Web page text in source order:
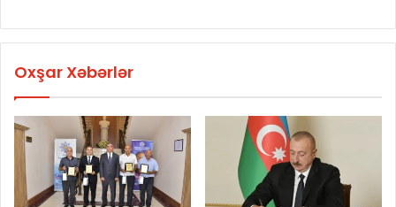
Oxşar Xəbərlər